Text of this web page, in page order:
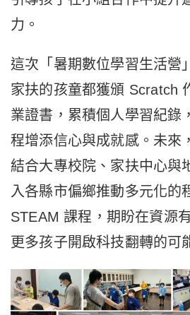
力。
這次「暑期數位學習生活營
家扶的孩童都獲頒 Scratch
業證書，累積個人學習紀錄
程增添信心與成就感。未來
結合大專校院、家扶中心與
入各縣市偏鄉推動多元化的
STEAM 課程，期盼在資源
更多孩子開啟科技翻轉的可